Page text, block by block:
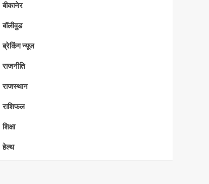
बीकानेर
बॉलीवुड
ब्रेकिंग न्यूज
राजनीति
राजस्थान
राशिफल
शिक्षा
हेल्थ